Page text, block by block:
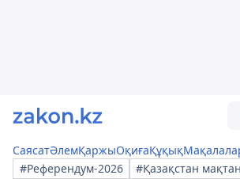
СаясатӘлемҚаржыОқиғаҚұқық
#Референдум-2026
#Қазақстан